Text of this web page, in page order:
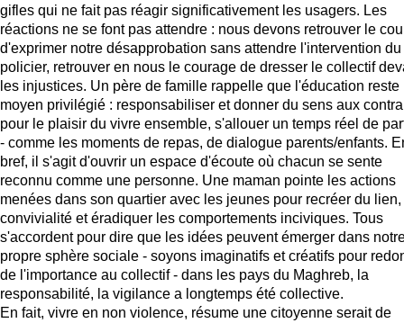
gifles qui ne fait pas réagir significativement les usagers. Les
réactions ne se font pas attendre : nous devons retrouver le
d'exprimer notre désapprobation sans attendre l'intervention du
policier, retrouver en nous le courage de dresser le collectif
les injustices. Un père de famille rappelle que l'éducation reste
moyen privilégié : responsabiliser et donner du sens aux
pour le plaisir du vivre ensemble, s'allouer un temps réel de
- comme les moments de repas, de dialogue parents/enfants.
bref, il s'agit d'ouvrir un espace d'écoute où chacun se sente
reconnu comme une personne. Une maman pointe les actions
menées dans son quartier avec les jeunes pour recréer du
convivialité et éradiquer les comportements inciviques. Tous
s'accordent pour dire que les idées peuvent émerger dans
propre sphère sociale - soyons imaginatifs et créatifs pour
de l'importance au collectif - dans les pays du Maghreb, la
responsabilité, la vigilance a longtemps été collective.
En fait, vivre en non violence, résume une citoyenne serait de